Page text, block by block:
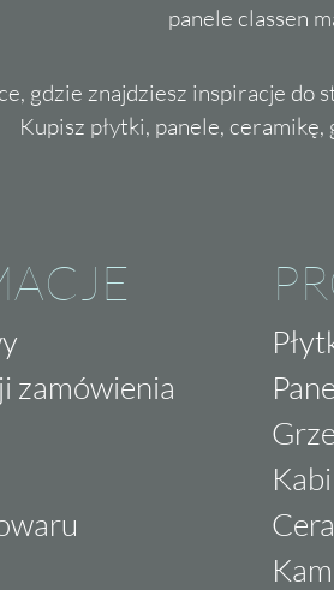
panele classen
gdzie znajdziesz inspiracje do
Kupisz płytki, panele,
zamówienia